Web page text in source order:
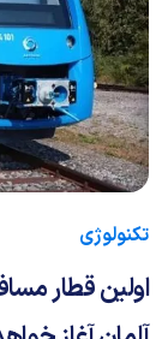
تکنولوژی
اولین قطار